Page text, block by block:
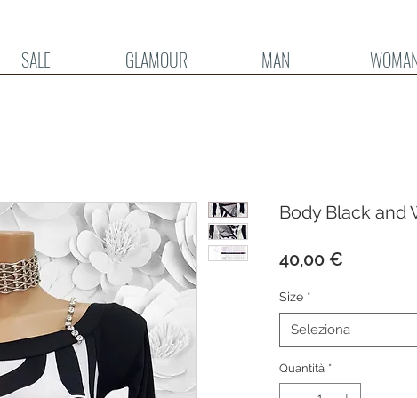
SALE GLAMOUR MAN
Body Black and
40,00 €
Size *
Seleziona
Quantità *